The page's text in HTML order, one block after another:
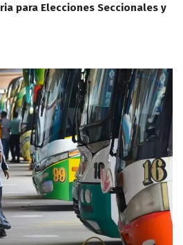
para Elecciones Seccionales y